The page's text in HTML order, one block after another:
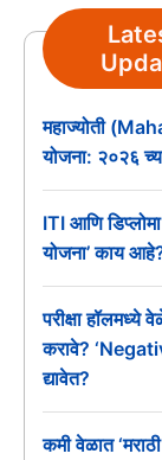
महाज्योती
योजना: २०२६
ITI आणि डिप्लोमा
योजना’ काय
परीक्षा
करावे?
द्यावेत?
कमी वेळात